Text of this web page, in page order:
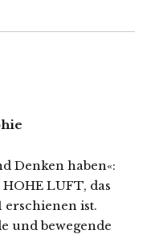
Denken haben«:
LUFT, das
erschienen ist.
und bewegende